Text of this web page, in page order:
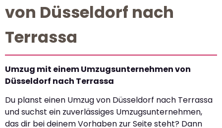
von Düsseldorf nach
Terrassa
Umzug mit einem Umzugsunternehmen von
Düsseldorf nach Terrassa
Du planst einen Umzug von Düsseldorf nach Terrassa
und suchst ein zuverlässiges Umzugsunternehmen,
das dir bei deinem Vorhaben zur Seite steht? Dann